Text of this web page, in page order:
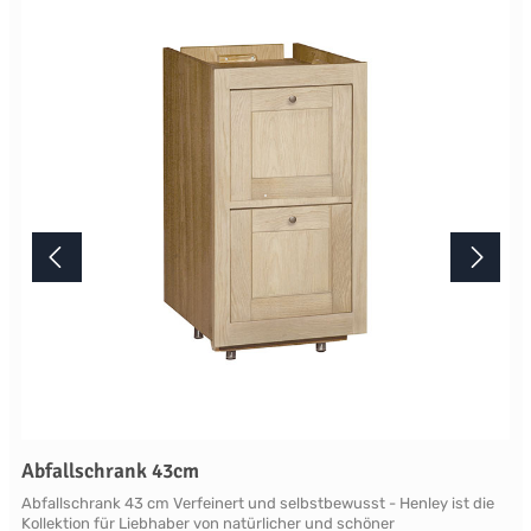
Produktes nicht authentisch wiedergegeben wird. Ihre Fragen zu
diesem Artikel beantworten wir Ihnen gerne telefonisch unter +49
2381 97372-0,per E-Mail an shop@landlord-living.de oder nach
Terminabsprache persönlich in unserem Showroom.
Abfallschrank 43cm
Abfallschrank 43 cm Verfeinert und selbstbewusst - Henley ist die
Kollektion für Liebhaber von natürlicher und schöner